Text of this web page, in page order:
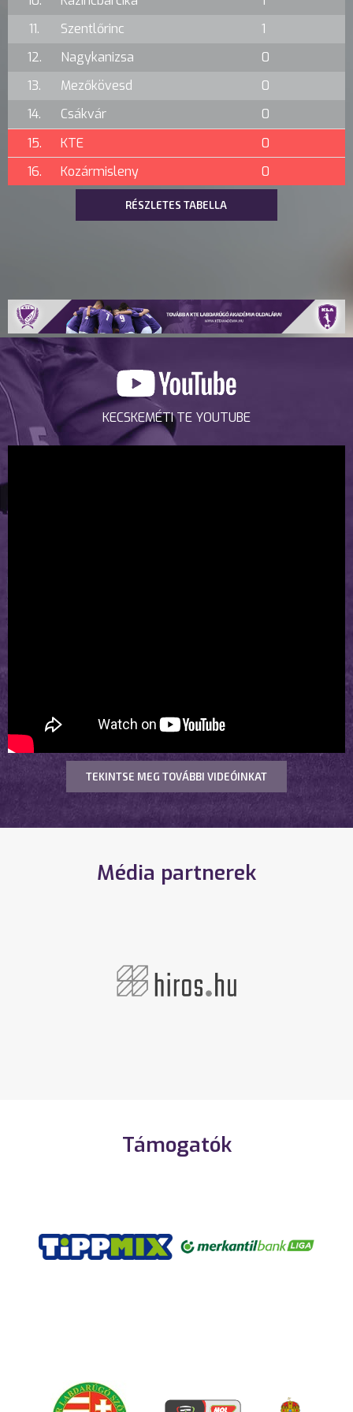
11.
Szentlőrinc
1
12.
Nagykanizsa
0
13.
Mezőkövesd
0
14.
Csákvár
0
15.
KTE
0
16.
Kozármisleny 0
RÉSZLETES TABELLA
KECSKEMÉTI TE YOUTUBE
TEKINTSE MEG TOVÁBBI VIDEÓINKAT
Média partnerek
Támogatók